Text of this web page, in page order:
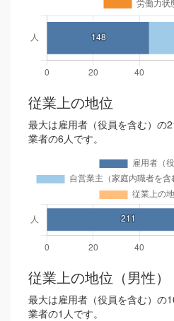
従業上の地位
最大は雇用者（役員を含む）の
業者の6人です。
従業上の地位（男性）
最大は雇用者（役員を含む）の
業者の1人です。